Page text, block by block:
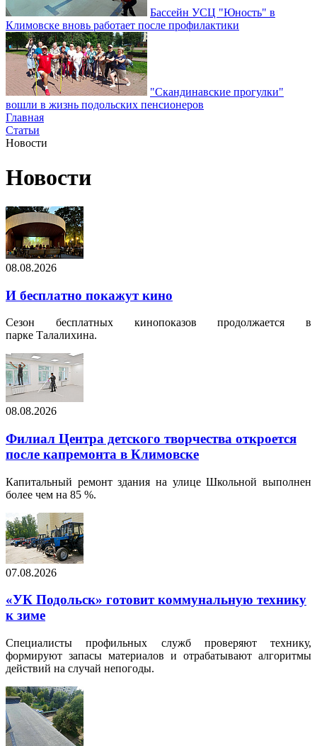
Бассейн УСЦ "Юность" в
Климовске вновь работает после профилактики
"Скандинавские прогулки"
вошли в жизнь подольских пенсионеров
Главная
Статьи
Новости
Новости
08.08.2026
И бесплатно покажут кино
Сезон бесплатных кинопоказов продолжается в
парке Талалихина.
08.08.2026
Филиал Центра детского творчества откроется
после капремонта в Климовске
Капитальный ремонт здания на улице Школьной выполнен
более чем на 85 %.
07.08.2026
«УК Подольск» готовит коммунальную технику
к зиме
Специалисты профильных служб проверяют технику,
формируют запасы материалов и отрабатывают алгоритмы
действий на случай непогоды.